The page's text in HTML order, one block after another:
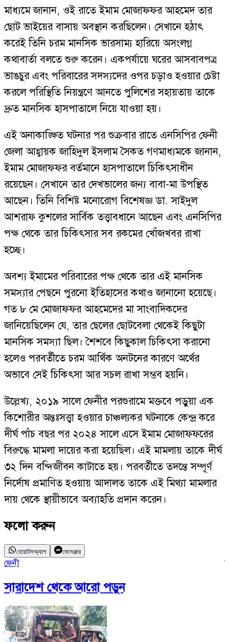
মাধ্যমে জানান, ওই রাতে ইমাম মোজাফফর আহমেদ তার
ছোট ভাইয়ের বাসায় অবস্থান করছিলেন। সেখানে হঠাৎ
করেই তিনি চরম মানসিক ভারসাম্য হারিয়ে অসংলগ্ন
কথাবার্তা বলতে শুরু করেন। একপর্যায়ে ঘরের আসবাবপত্র
ভাঙচুর এবং পরিবারের সদস্যদের ওপর চড়াও হওয়ার চেষ্টা
করলে পরিস্থিতি নিয়ন্ত্রণে আনতে পুলিশের সহায়তায় তাকে
দ্রুত মানসিক হাসপাতালে নিয়ে যাওয়া হয়।
এই অনাকাঙ্ক্ষিত ঘটনার পর শুক্রবার রাতে এনসিপির ফেনী
জেলা আহ্বায়ক জাহিদুল ইসলাম সৈকত গণমাধ্যমকে জানান,
ইমাম মোজাফফর বর্তমানে হাসপাতালে চিকিৎসাধীন
রয়েছেন। সেখানে তার দেখভালের জন্য বাবা-মা উপস্থিত
আছেন। তিনি বিশিষ্ট মনোরোগ বিশেষজ্ঞ ডা. সাইদুল
আশরাফ কুশলের সার্বিক তত্ত্বাবধানে আছেন এবং এনসিপির
পক্ষ থেকে তার চিকিৎসার সব রকমের খোঁজখবর রাখা
হচ্ছে।
অবশ্য ইমামের পরিবারের পক্ষ থেকে তার এই মানসিক
সমস্যার পেছনে পুরনো ইতিহাসের কথাও জানানো হয়েছে।
গত ৮ মে মোজাফফর আহমেদের মা সাংবাদিকদের
জানিয়েছিলেন যে, তার ছেলের ছোটবেলা থেকেই কিছুটা
মানসিক সমস্যা ছিল। শৈশবে কিছুকাল চিকিৎসা করানো
হলেও পরবর্তীতে চরম আর্থিক অনটনের কারণে অর্থের
অভাবে সেই চিকিৎসা আর সচল রাখা সম্ভব হয়নি।
উল্লেখ্য, ২০১৯ সালে ফেনীর পরশুরামে মক্তবে পড়ুয়া এক
কিশোরীর অন্তঃসত্ত্বা হওয়ার চাঞ্চল্যকর ঘটনাকে কেন্দ্র করে
দীর্ঘ পাঁচ বছর পর ২০২৪ সালে এসে ইমাম মোজাফফরের
বিরুদ্ধে মামলা দায়ের করা হয়েছিল। এই মামলায় তাকে দীর্ঘ
৩২ দিন বন্দিজীবন কাটাতে হয়। পরবর্তীতে তদন্তে সম্পূর্ণ
নির্দোষ প্রমাণিত হওয়ায় আদালত তাকে এই মিথ্যা মামলার
দায় থেকে স্থায়ীভাবে অব্যাহতি প্রদান করেন।
ফলো করুন
হোয়াটসঅ্যাপ মেসেঞ্জার
ফেনী
সারাদেশথেকে আরো পড়ুন